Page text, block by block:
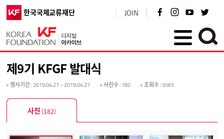
한국국제교류재단 JOIN 페
이
로
인
스
타
그
램
바
유
튜
브
바
로
가
트
터
바
로
가
KF플러스
제9기 KFGF 발대식
행사기간: 2019.04.27 ~ 2019.04.27 사진수: 182 조회수: 5065
사진 (182)